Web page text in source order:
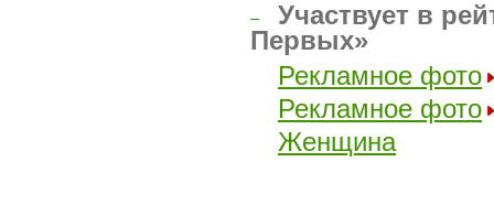
–
Участвует в
Первых»
Рекламное фото
Рекламное фото
Женщина